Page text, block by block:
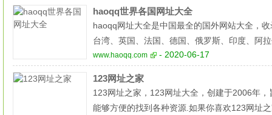
haoqq世界各国网址大全
haoqq网址大全是中国最全的国外网站大全，
台湾、英国、法国、德国、俄罗斯、印度、阿
www.haoqq.com - 2020-06-17
123网址之家
123网址之家，123网址大全，创建于2006年
能够方便的找到各种资源.如果你喜欢123网址